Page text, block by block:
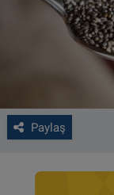
Paylaş
CONTACT
Çerez